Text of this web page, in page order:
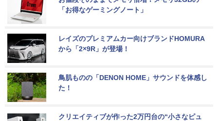
「お得なゲーミングノート」
レイズのプレミアムカー向けブランドHOMURA
から「2×9R」が登場！
鳥肌ものの「DENON HOME」サウンドを体感し
た！
クリエイティブが作った2万円台の“小さなピュ